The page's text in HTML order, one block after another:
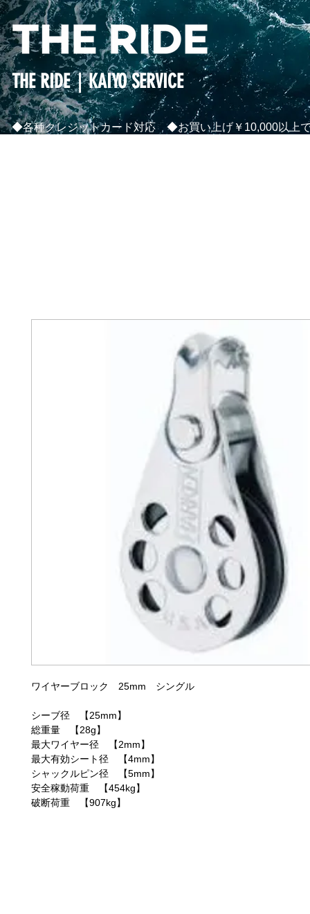
THE RIDE｜KAIYO SERVICE
◆各種クレジットカード対応 ◆お買い上げ￥10,000以上
ワイヤーブロック 25mm シングル
シーブ径 【25mm】
総重量 【28g】
最大ワイヤー径 【2mm】
最大有効シート径 【4mm】
シャックルピン径 【5mm】
安全稼動荷重 【454kg】
破断荷重 【907kg】